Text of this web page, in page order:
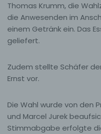
Thomas Krumm, die
die Anwesenden im
einem Getränk ein. Das
geliefert.
Zudem stellte Schäfer
Ernst vor.
Die Wahl wurde von den
und Marcel Jurek
Stimmabgabe erfolgte